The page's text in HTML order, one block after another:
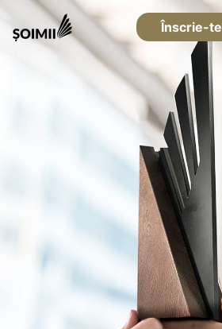
Înscrie-te